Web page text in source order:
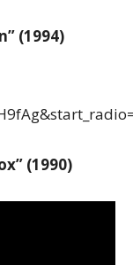
(1994)
(1990)